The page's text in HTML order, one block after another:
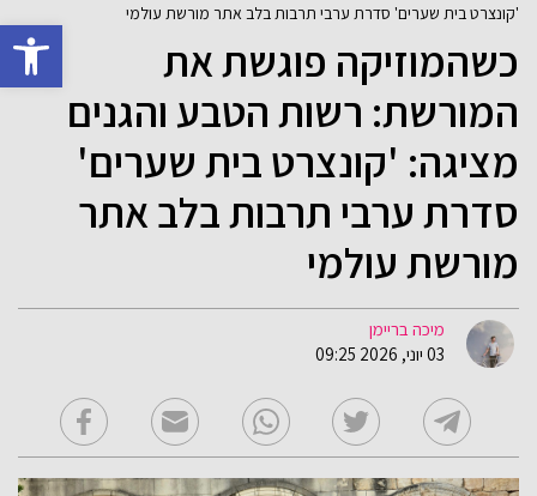
פתח
'קונצרט בית שערים' סדרת ערבי תרבות בלב אתר מורשת עולמי
כשהמוזיקה פוגשת את
המורשת: רשות הטבע והגנים
מציגה: 'קונצרט בית שערים'
סדרת ערבי תרבות בלב אתר
מורשת עולמי
מיכה בריימן
03 יוני, 2026 09:25